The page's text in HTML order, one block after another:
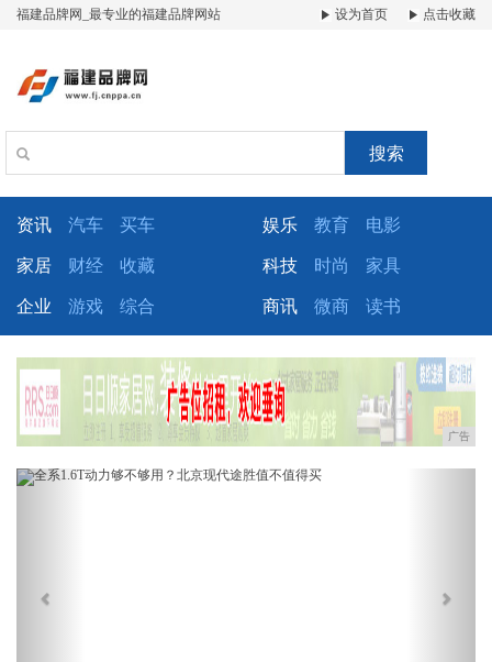
福建品牌网_最专业的福建品牌网站 设为首页 点击收藏
搜索
资讯 汽车 买车 娱乐 教育 电影
家居 财经 收藏 科技 时尚 家具
企业 游戏 综合 商讯 微商 读书
广告
Previous